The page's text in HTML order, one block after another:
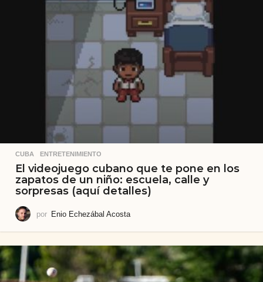
CUBA ,ENTRETENIMIENTO
El videojuego cubano que te pone en los
zapatos de un niño: escuela, calle y
sorpresas (aquí detalles)
por Enio Echezábal Acosta